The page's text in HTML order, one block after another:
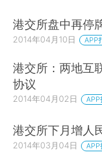
港交所盘中再停
2014年04月10日 APP
港交所：两地互
协议
2014年04月02日 APP
港交所下月增人
2014年03月04日 APP